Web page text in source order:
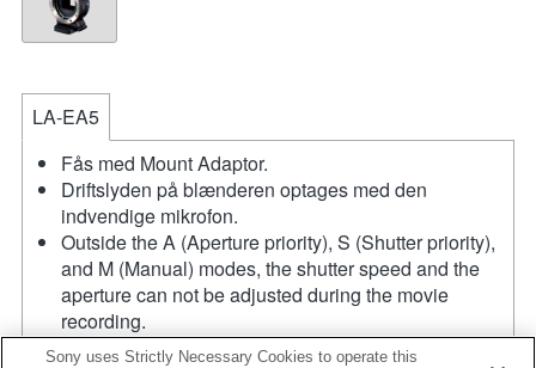
LA-EA5
Fås med Mount Adaptor.
Driftslyden på blænderen optages med den
indvendige mikrofon.
Outside the A (Aperture priority), S (Shutter priority),
and M (Manual) modes, the shutter speed and the
aperture can not be adjusted during the movie
recording.
Synsvinklen bliver smallere ned mod APS-C-
Sony uses Strictly Necessary Cookies to operate this